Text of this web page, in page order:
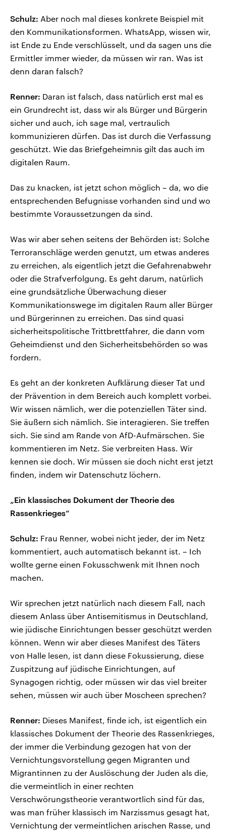
Schulz: Aber noch mal dieses konkrete Beispiel mit
den Kommunikationsformen. WhatsApp, wissen wir,
ist Ende zu Ende verschlüsselt, und da sagen uns die
Ermittler immer wieder, da müssen wir ran. Was ist
denn daran falsch?
Renner: Daran ist falsch, dass natürlich erst mal es
ein Grundrecht ist, dass wir als Bürger und Bürgerin
sicher und auch, ich sage mal, vertraulich
kommunizieren dürfen. Das ist durch die Verfassung
geschützt. Wie das Briefgeheimnis gilt das auch im
digitalen Raum.
Das zu knacken, ist jetzt schon möglich – da, wo die
entsprechenden Befugnisse vorhanden sind und wo
bestimmte Voraussetzungen da sind.
Was wir aber sehen seitens der Behörden ist: Solche
Terroranschläge werden genutzt, um etwas anderes
zu erreichen, als eigentlich jetzt die Gefahrenabwehr
oder die Strafverfolgung. Es geht darum, natürlich
eine grundsätzliche Überwachung dieser
Kommunikationswege im digitalen Raum aller Bürger
und Bürgerinnen zu erreichen. Das sind quasi
sicherheitspolitische Trittbrettfahrer, die dann vom
Geheimdienst und den Sicherheitsbehörden so was
fordern.
Es geht an der konkreten Aufklärung dieser Tat und
der Prävention in dem Bereich auch komplett vorbei.
Wir wissen nämlich, wer die potenziellen Täter sind.
Sie äußern sich nämlich. Sie interagieren. Sie treffen
sich. Sie sind am Rande von AfD-Aufmärschen. Sie
kommentieren im Netz. Sie verbreiten Hass. Wir
kennen sie doch. Wir müssen sie doch nicht erst jetzt
finden, indem wir Datenschutz löchern.
„Ein klassisches Dokument der Theorie des
Rassenkrieges“
Schulz: Frau Renner, wobei nicht jeder, der im Netz
kommentiert, auch automatisch bekannt ist. – Ich
wollte gerne einen Fokusschwenk mit Ihnen noch
machen.
Wir sprechen jetzt natürlich nach diesem Fall, nach
diesem Anlass über Antisemitismus in Deutschland,
wie jüdische Einrichtungen besser geschützt werden
können. Wenn wir aber dieses Manifest des Täters
von Halle lesen, ist dann diese Fokussierung, diese
Zuspitzung auf jüdische Einrichtungen, auf
Synagogen richtig, oder müssen wir das viel breiter
sehen, müssen wir auch über Moscheen sprechen?
Renner: Dieses Manifest, finde ich, ist eigentlich ein
klassisches Dokument der Theorie des Rassenkrieges,
der immer die Verbindung gezogen hat von der
Vernichtungsvorstellung gegen Migranten und
Migrantinnen zu der Auslöschung der Juden als die,
die vermeintlich in einer rechten
Verschwörungstheorie verantwortlich sind für das,
was man früher klassisch im Narzissmus gesagt hat,
Vernichtung der vermeintlichen arischen Rasse, und